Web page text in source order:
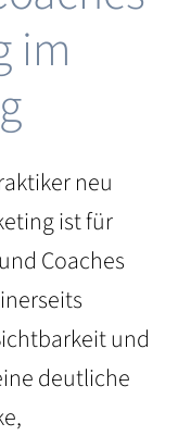
im
neu
ist für
Coaches
und
deutliche